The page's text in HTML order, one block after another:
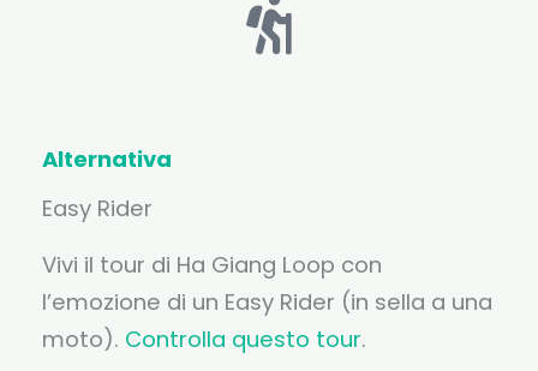
Alternativa
Easy Rider
Vivi il tour di Ha Giang Loop con
l’emozione di un Easy Rider (in sella a una
moto). Controlla questo tour.